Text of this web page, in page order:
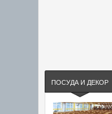
ПОСУДА И ДЕКОР